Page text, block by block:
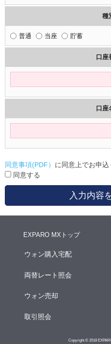
種
普通 当座 貯蓄
口座
口座
同意事項(PDF） に同意上でお申込
同意する
入力内容
EXPARO MXトップ
ウォン購入宅配
両替レート照会
ウォン売却
取引照会
Copyright © 2018